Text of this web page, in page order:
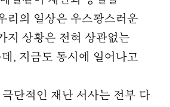
리의 일상은 우스꽝스러운
지 상황은 전혀 상관없는
, 지금도 동시에 일어나고
단적인 재난 서사는 전부 다